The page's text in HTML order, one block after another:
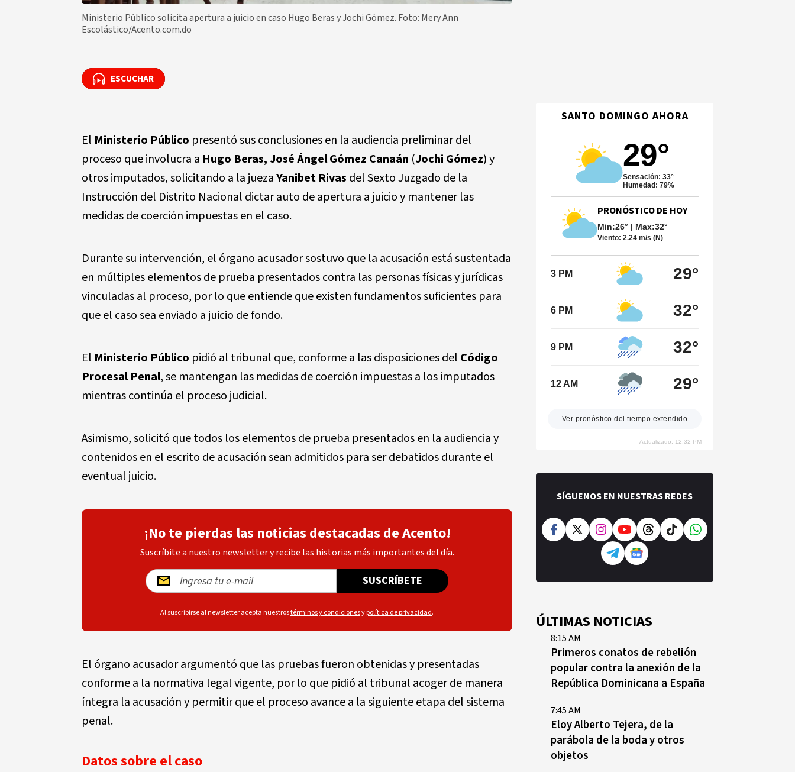
Ministerio Público solicita apertura a juicio en caso Hugo Beras y Jochi Gómez. Foto: Mery Ann
Escolástico/Acento.com.do
ESCUCHAR
ESCUCHAR
El Ministerio Público presentó sus conclusiones en la audiencia preliminar del
proceso que involucra a Hugo Beras, José Ángel Gómez Canaán (Jochi Gómez) y
otros imputados, solicitando a la juezaYanibet Rivas del Sexto Juzgado de la
Instrucción del Distrito Nacional dictar auto de apertura a juicio y mantener las
medidas de coerción impuestas en el caso.
Durante su intervención, el órgano acusador sostuvo que la acusación está sustentada
en múltiples elementos de prueba presentados contra las personas físicas y jurídicas
vinculadas al proceso, por lo que entiende que existen fundamentos suficientes para
que el caso sea enviado a juicio de fondo.
El Ministerio Público pidió al tribunal que, conforme a las disposiciones del Código
Procesal Penal, se mantengan las medidas de coerción impuestas a los imputados
mientras continúa el proceso judicial.
Asimismo, solicitó que todos los elementos de prueba presentados en la audiencia y
contenidos en el escrito de acusación sean admitidos para ser debatidos durante el
eventual juicio.
¡No te pierdas las noticias destacadas de Acento!
Suscríbite a nuestro newsletter y recibe las historias más importantes del día.
SUSCRÍBETE
Al suscribirse al newsletter acepta nuestrostérminos y condicionesypolítica de privacidad.
El órgano acusador argumentó que las pruebas fueron obtenidas y presentadas
conforme a la normativa legal vigente, por lo que pidió al tribunal acoger de manera
íntegra la acusación y permitir que el proceso avance a la siguiente etapa del sistema
penal.
Datos sobre el caso
SANTO DOMINGO AHORA
29°
Sensación: 33°
Humedad: 79%
PRONÓSTICO DE HOY
Min:26° | Max:32°
Viento: 2.24 m/s (N)
3 PM 29°
6 PM 32°
9 PM 32°
12 AM 29°
Ver pronóstico del tiempo extendido
Actualizado: 12:32 PM
SÍGUENOS EN NUESTRAS REDES
ÚLTIMAS NOTICIAS
8:15 AM
Primeros conatos de rebelión
popular contra la anexión de la
República Dominicana a España
7:45 AM
Eloy Alberto Tejera, de la
parábola de la boda y otros
objetos